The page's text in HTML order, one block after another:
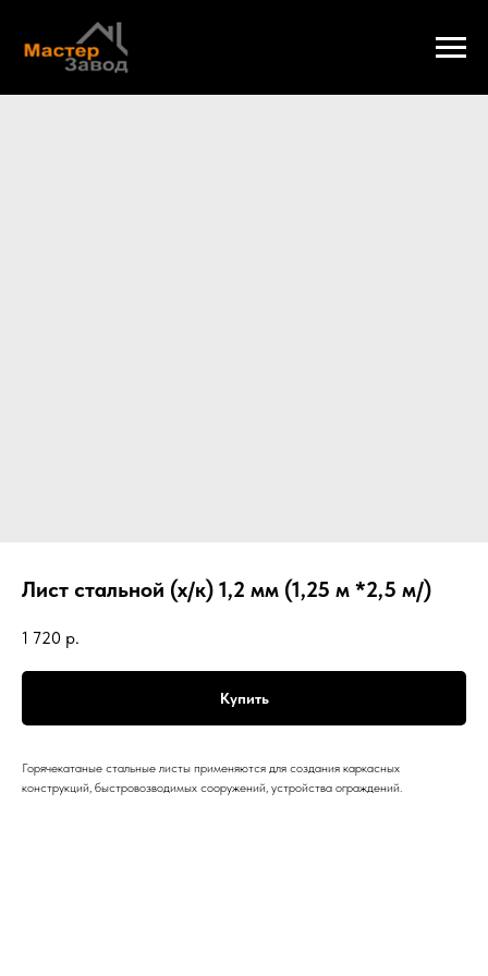
Лист стальной (х/к) 1,2 мм (1,25 м *2,5 м/)
1 720 р.
Купить
Горячекатаные стальные листы применяются для создания каркасных
конструкций, быстровозводимых сооружений, устройства ограждений.